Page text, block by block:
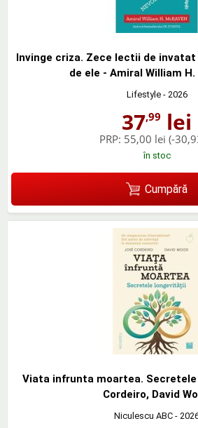
Invinge criza. Zece lectii de
de ele - Amiral William H.
Lifestyle- 2026
37,99 lei
PRP: 55,00 lei (-
în stoc
Cumpără
Viata infrunta moartea.
Cordeiro, David
Niculescu ABC -